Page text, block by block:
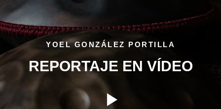
YOEL GONZÁLEZ PORTILLA
REPORTAJE EN VÍDEO